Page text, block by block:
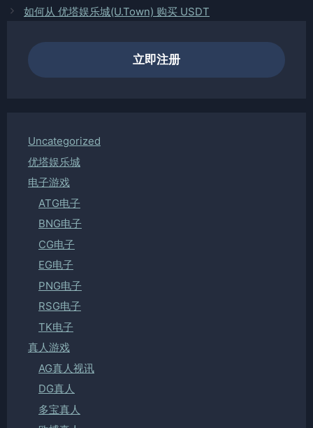
如何从 优塔娱乐城(U.Town) 购买 USDT
立即注册
Uncategorized
优塔娱乐城
电子游戏
ATG电子
BNG电子
CG电子
EG电子
PNG电子
RSG电子
TK电子
真人游戏
AG真人视讯
DG真人
多宝真人